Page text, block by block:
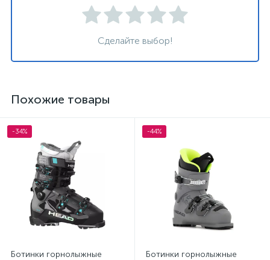
Сделайте выбор!
Похожие товары
-34%
Ботинки горнолыжные
-44%
Ботинки горнолыжные